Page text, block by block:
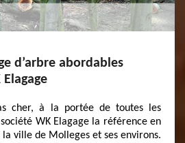
d’arbre abordables
cher, à la portée de toutes les
WK Elagage la référence en
la ville de Molleges et ses environs.